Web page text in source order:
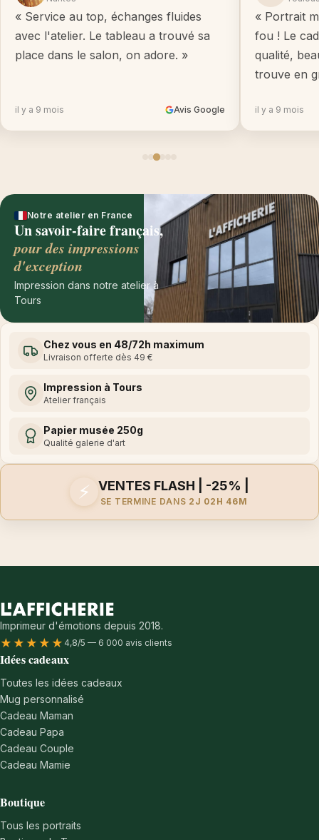
« Service au top, échanges fluides
avec l'atelier. Le tableau a trouvé sa
place dans le salon, on adore. »
il y a 9 mois Avis Google
« Portrait
fou ! Le
qualité,
trouve en
il y a 9 mois
Notre atelier en France
Un savoir-faire français,
pour des impressions
d'exception
Impression dans notre atelier à
Tours
Chez vous en 48/72h maximum
Livraison offerte dès 49 €
Impression à Tours
Atelier français
Papier musée 250g
Qualité galerie d'art
⚡ VENTES FLASH | -25% |
SE TERMINE DANS 2J 02H 46M
Imprimeur d'émotions depuis 2018.
★★★★★ 4,8/5 — 6 000 avis clients
Idées cadeaux
Toutes les idées cadeaux
Mug personnalisé
Cadeau Maman
Cadeau Papa
Cadeau Couple
Cadeau Mamie
Boutique
Tous les portraits